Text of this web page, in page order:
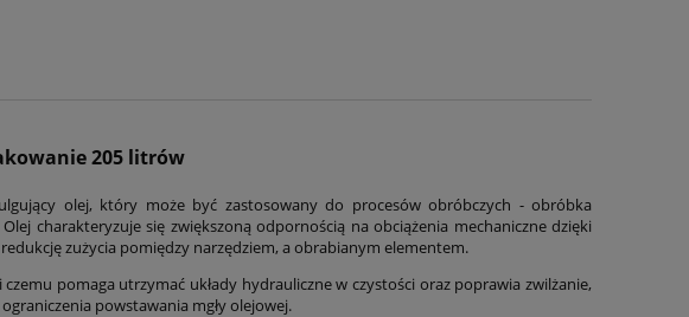
205 litrów
olej, który może być zastosowany do procesów obróbczych - obróbka
charakteryzuje się zwiększoną odpornością na obciążenia mechaniczne dzięki
zużycia pomiędzy narzędziem, a obrabianym elementem.
pomaga utrzymać układy hydrauliczne w czystości oraz poprawia zwilżanie,
powstawania mgły olejowej.